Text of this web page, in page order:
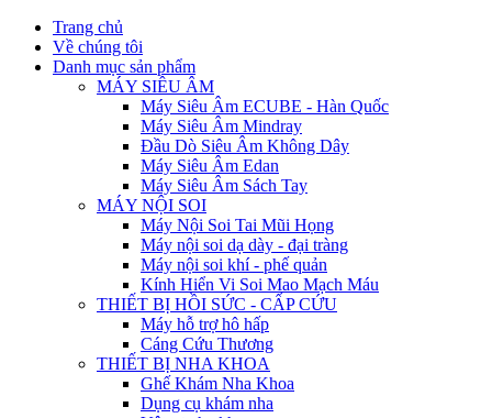
Trang chủ
Về chúng tôi
Danh mục sản phẩm
MÁY SIÊU ÂM
Máy Siêu Âm ECUBE - Hàn Quốc
Máy Siêu Âm Mindray
Đầu Dò Siêu Âm Không Dây
Máy Siêu Âm Edan
Máy Siêu Âm Sách Tay
MÁY NỘI SOI
Máy Nội Soi Tai Mũi Họng
Máy nội soi dạ dày - đại tràng
Máy nội soi khí - phế quản
Kính Hiển Vi Soi Mao Mạch Máu
THIẾT BỊ HỒI SỨC - CẤP CỨU
Máy hỗ trợ hô hấp
Cáng Cứu Thương
THIẾT BỊ NHA KHOA
Ghế Khám Nha Khoa
Dụng cụ khám nha